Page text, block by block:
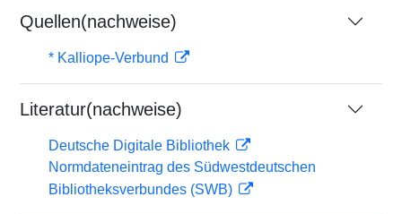
Quellen(nachweise)
* Kalliope-Verbund
Literatur(nachweise)
Deutsche Digitale Bibliothek
Normdateneintrag des Südwestdeutschen
Bibliotheksverbundes (SWB)